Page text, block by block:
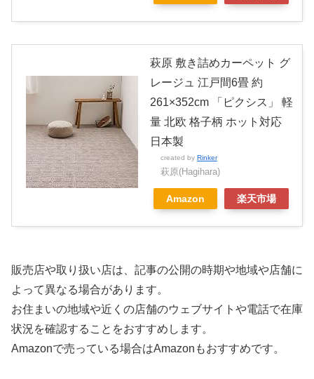
萩原 敷き詰めカーペット グ
レージュ 江戸間6畳 約
261×352cm 「ピクシス」 軽
量 北欧 格子柄 ホット対応
日本製
created by Rinker
萩原(Hagihara)
Amazon 楽天市場
販売店や取り扱い店は、記事の公開の時期や地域や店舗に
よって異なる場合があります。
お住まいの地域や近くの店舗のウェブサイトや電話で在庫
状況を確認することをおすすめします。
Amazonで売っている場合はAmazonもおすすめです。